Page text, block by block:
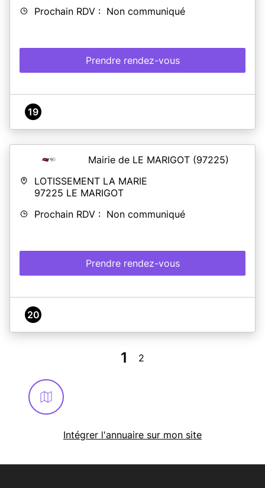
Prochain RDV : Non communiqué
Prendre rendez-vous
19
Mairie de LE MARIGOT (97225)
LOTISSEMENT LA MARIE
97225 LE MARIGOT
Prochain RDV : Non communiqué
Prendre rendez-vous
20
1 2
Intégrer l'annuaire sur mon site